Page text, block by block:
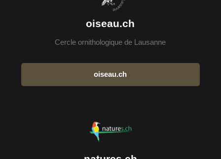
oiseau.ch
Cercle ornithologique de Lausanne
oiseau.ch